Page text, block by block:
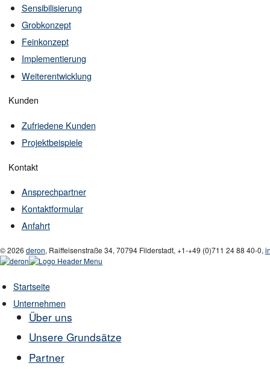
Sensibilisierung
Grobkonzept
Feinkonzept
Implementierung
Weiterentwicklung
Kunden
Zufriedene Kunden
Projektbeispiele
Kontakt
Ansprechpartner
Kontaktformular
Anfahrt
© 2026 deron, Raiffeisenstraße 34, 70794 Filderstadt, +1-+49 (0)711 24 88 40-0,
Startseite
Unternehmen
Über uns
Unsere Grundsätze
Partner